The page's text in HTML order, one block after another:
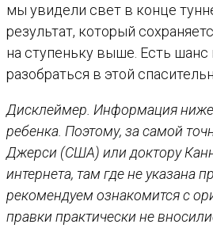
мы увидели свет в конце
результат, который
на ступеньку выше. Есть
разобраться в этой
Дисклеймер. Информация
ребенка. Поэтому, за самой
Джерси (США) или доктору
интернета, там где не указана
рекомендуем ознакомится с
правки практически не